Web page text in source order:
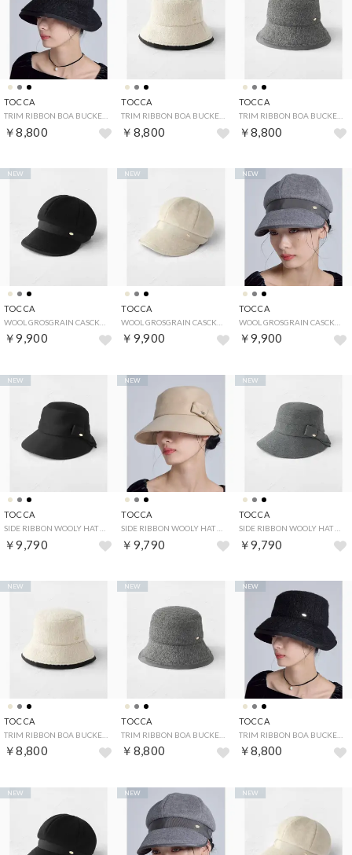
TOCCA
￥8,800
TOCCA
￥8,800
TOCCA
TRIM RIBBON BOA BUCKET HAT バケットハット （ライトグレー系）
￥8,800
TOCCA
￥9,900
NEW
TOCCA
￥9,900
NEW
TOCCA
￥9,900
NEW
TOCCA
￥9,790
NEW
TOCCA
￥9,790
NEW
TOCCA
￥9,790
NEW
TOCCA
￥8,800
NEW
TOCCA
￥8,800
NEW
TOCCA
TRIM RIBBON BOA BUCKET HAT バケットハット （ブラック系）
￥8,800
NEW
NEW NEW NEW